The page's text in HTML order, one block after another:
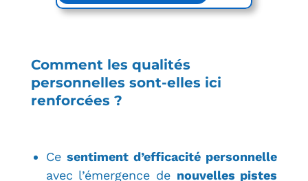
Comment les qualités
personnelles sont-elles ici
renforcées ?
Ce sentiment d’efficacité personnelle
avec l’émergence de nouvelles pistes